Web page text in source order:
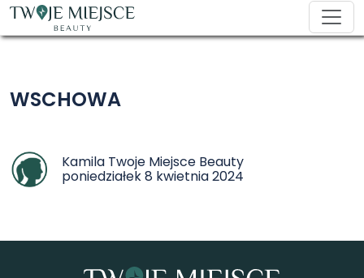
WSCHOWA
Kamila Twoje Miejsce Beauty
poniedziałek 8 kwietnia 2024